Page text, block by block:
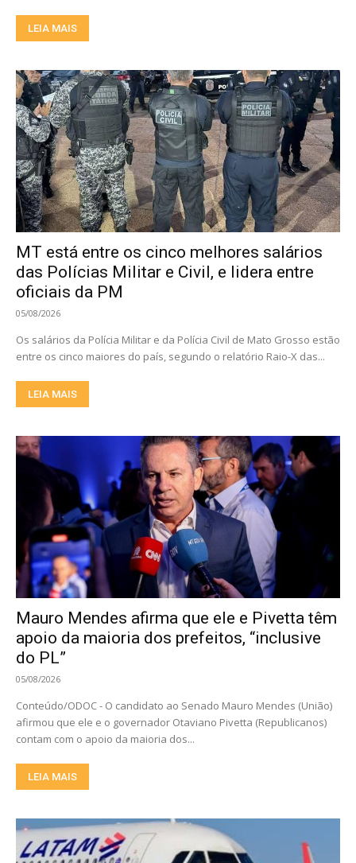
LEIA MAIS
MT está entre os cinco melhores salários
das Polícias Militar e Civil, e lidera entre
oficiais da PM
05/08/2026
Os salários da Polícia Militar e da Polícia Civil de Mato Grosso estão
entre os cinco maiores do país, segundo o relatório Raio-X das...
LEIA MAIS
Mauro Mendes afirma que ele e Pivetta têm
apoio da maioria dos prefeitos, “inclusive
do PL”
05/08/2026
Conteúdo/ODOC - O candidato ao Senado Mauro Mendes (União)
afirmou que ele e o governador Otaviano Pivetta (Republicanos)
contam com o apoio da maioria dos...
LEIA MAIS